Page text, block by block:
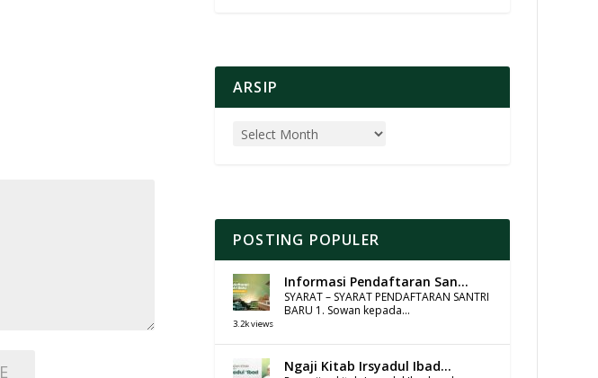
ARSIP
POSTING POPULER
Informasi Pendaftaran San...
SYARAT – SYARAT PENDAFTARAN SANTRI
BARU 1. Sowan kepada...
3.2k views
Ngaji Kitab Irsyadul Ibad...